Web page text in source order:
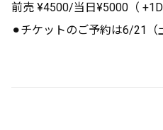
前売 ¥4500/当日¥5000（ +1D
⚫︎チケットのご予約は6/21（